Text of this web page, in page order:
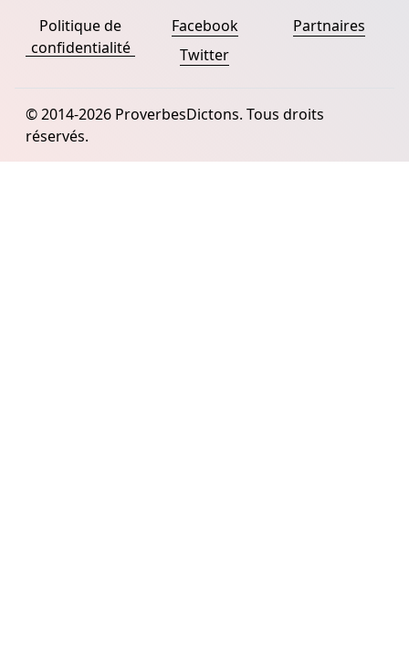
Politique de
confidentialité
Facebook
Twitter
Partnaires
© 2014-2026 ProverbesDictons. Tous droits
réservés.